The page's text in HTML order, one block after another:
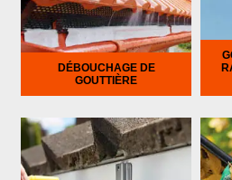
DÉBOUCHAGE DE
GOUTTIÈRE